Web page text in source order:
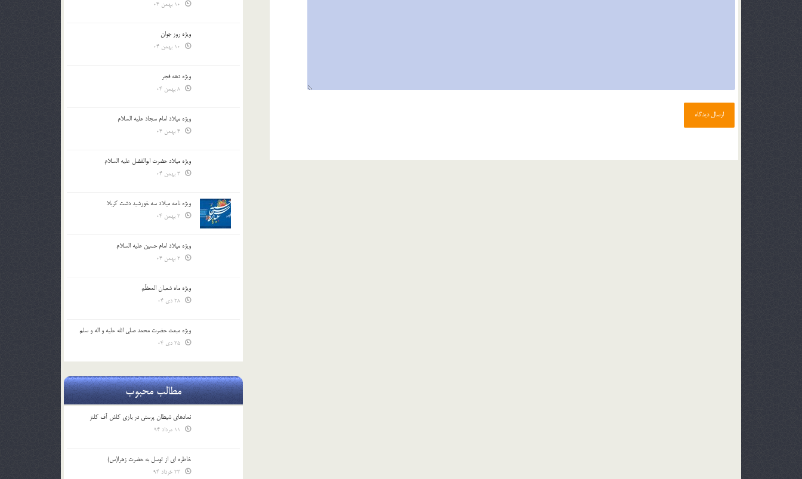
ویژه روز جوان
ویژه دهه فجر
ویژه میلاد امام سجاد علیه السلام
ویژه میلاد حضرت ابوالفضل علیه السلام
ویژه نامه میلاد سه خورشید دشت کربلا
ویژه میلاد امام حسین علیه السلام
ویژه ماه شعبان المعظّم
ویژه مبعث حضرت محمد صلی الله علیه و اله و سلم
مطالب محبوب
نمادهای شیطان پرستی در بازی کلش آف کلنز
خاطره ای از توسل به حضرت زهرا(س)